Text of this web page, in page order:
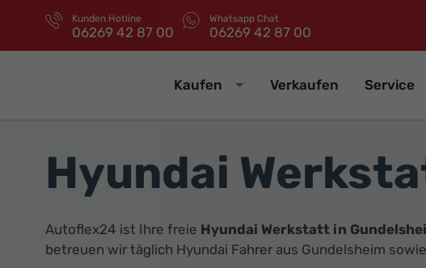
Kunden Hotline
06269 42 87 00
Whatsapp Chat
06269 42 87 00
Kaufen Verkaufen Service
Hyundai
Autoflex24 ist Ihre freie Hyundai Werkstatt in
betreuen wir täglich Hyundai Fahrer aus Gundelsheim